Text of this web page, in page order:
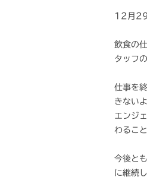
12月29
飲食の
タッフ
仕事を
きない
エンジ
わるこ
今後と
に継続